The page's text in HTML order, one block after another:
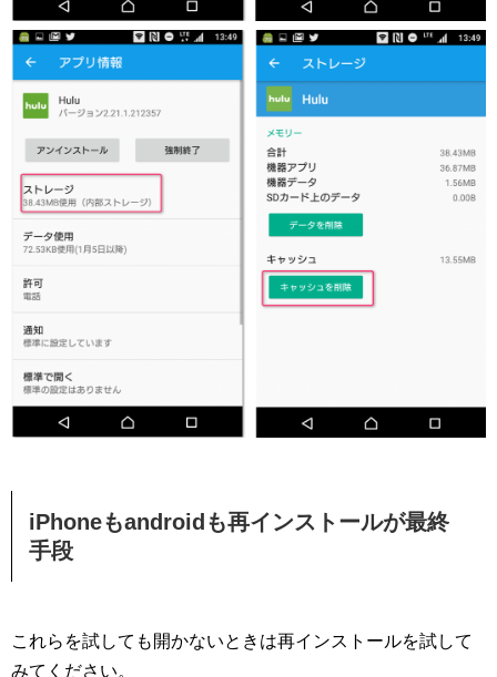
iPhoneもandroidも再インストールが最終
手段
これらを試しても開かないときは再インストールを試して
みてください。